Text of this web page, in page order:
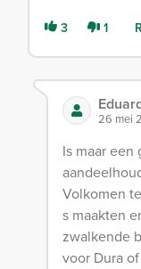
3 1
26 mei
Is maar
Volkomen
s maakten
zwalkende
voor Dura